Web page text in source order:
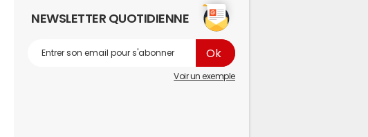
NEWSLETTER QUOTIDIENNE
Voir un exemple